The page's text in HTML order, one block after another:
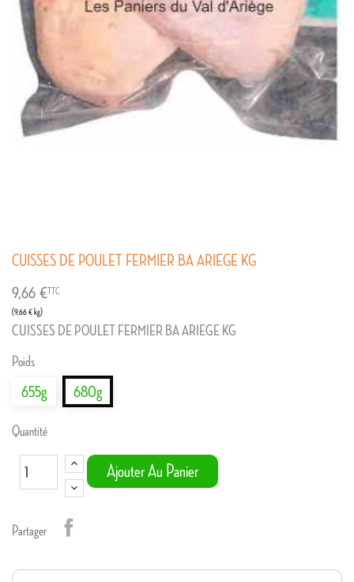
CUISSES DE POULET FERMIER BA ARIEGE KG
9,66 €
(9,66 € kg)
TTC
CUISSES DE POULET FERMIER BA ARIEGE KG
Poids
655g 680g
Quantité
Ajouter Au Panier
Partager